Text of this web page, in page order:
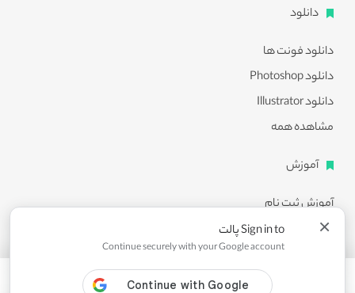
دانلود
دانلود فونت ها
دانلود Photoshop
دانلود Illustrator
مشاهده همه
آموزش
آموزش ثبت نام
آموزش دانلود
آموزش ویرایش طرح ها
مشاهده همه
× Sign in to پالت
Continue securely with your Google account